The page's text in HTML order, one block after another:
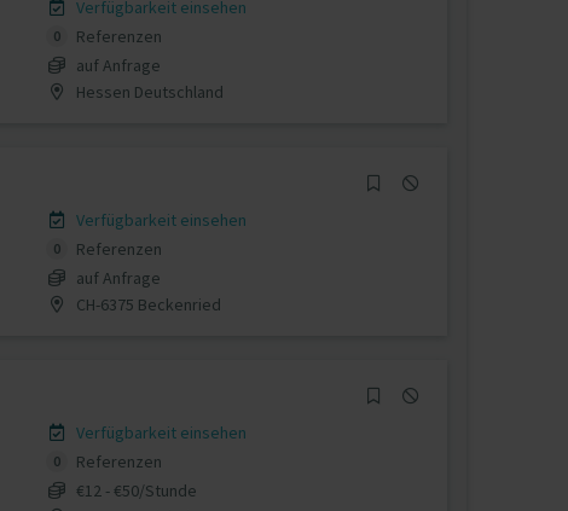
Verfügbarkeit einsehen
0
Referenzen
auf Anfrage
Hessen Deutschland
Verfügbarkeit einsehen
0
Referenzen
auf Anfrage
CH-6375 Beckenried
Verfügbarkeit einsehen
0
Referenzen
€12 - €50/Stunde